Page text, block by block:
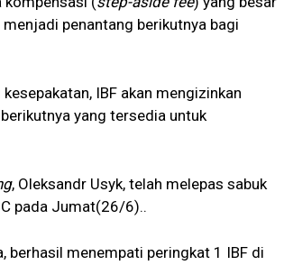
penantang berikutnya bagi
IBF akan mengizinkan
yang tersedia untuk
, Oleksandr Usyk, telah melepas sabuk
pada Jumat(26/6)..
berhasil menempati peringkat 1 IBF di